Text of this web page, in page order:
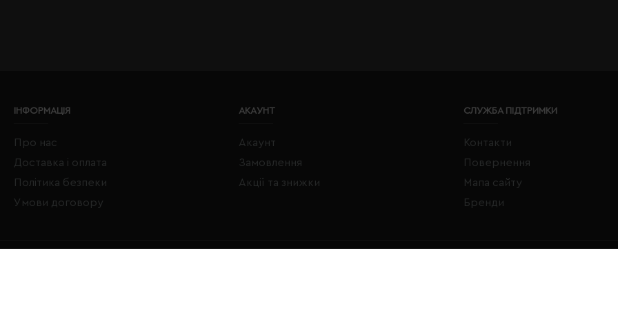
ІНФОРМАЦІЯ
Про нас
Доставка і оплата
Політика безпеки
Умови договору
АКАУНТ
Акаунт
Замовлення
Акції та знижки
СЛУЖБА ПІДТРИМКИ
Контакти
Повернення
Мапа сайту
Бренди